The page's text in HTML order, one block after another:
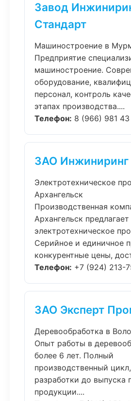
Завод
Стандарт
Машиностроение в
Предприятие
машиностроение.
оборудование,
персонал, контроль
этапах производства....
Телефон: 8 (966) 981 43
ЗАО Инжиниринг
Электротехническое
Архангельск
Производственная
Архангельск предлагает
электротехническое
Серийное и единичное
конкурентные цены,
Телефон: +7 (924) 213-
ЗАО Эксперт
Деревообработка в
Опыт работы в
более 6 лет. Полный
производственный
разработки до выпуска
продукции....